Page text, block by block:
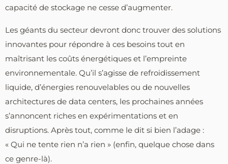
capacité de stockage ne cesse d’augmenter.
Les géants du secteur devront donc trouver des solutions
innovantes pour répondre à ces besoins tout en
maîtrisant les coûts énergétiques et l’empreinte
environnementale. Qu’il s’agisse de refroidissement
liquide, d’énergies renouvelables ou de nouvelles
architectures de data centers, les prochaines années
s’annoncent riches en expérimentations et en
disruptions. Après tout, comme le dit si bien l’adage :
« Qui ne tente rien n’a rien » (enfin, quelque chose dans
ce genre-là).